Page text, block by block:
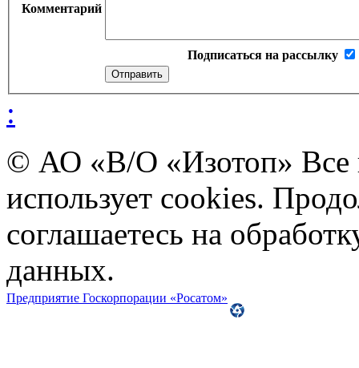
Комментарий
Подписаться на рассылку
:
© АО «В/О «Изотоп» Все
использует cookies.
соглашаетесь на
данных.
Предприятие Госкорпорации «Росатом»